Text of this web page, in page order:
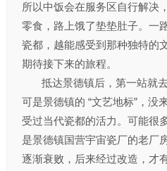
所以中饭会在服务区自行解决
零食，路上饿了垫垫肚子。一
瓷都，越能感受到那种独特的
期待接下来的旅程。
抵达景德镇后，第一站就去
可是景德镇的 “文艺地标”，没
受过当代瓷都的活力。可能很
是景德镇国营宇宙瓷厂的老厂
逐渐衰败，后来经过改造，才